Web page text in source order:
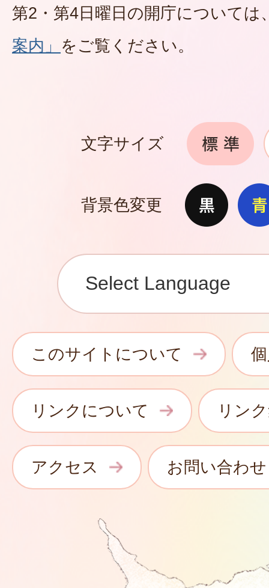
第2・第4日曜日の開庁については
案内」 をご覧ください。
文字サイズ
背景色変更
このサイトについて
リンクについて リン
アクセス お問い合わせ